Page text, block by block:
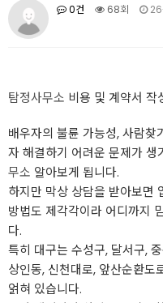
0건 68회
탐정사무소 비용 및 계약서 작
배우자의 불륜 가능성, 사람찾
자 해결하기 어려운 문제가 생
무소 알아보게 됩니다.
하지만 막상 상담을 받아보면
방법도 제각각이라 어디까지
다.
특히 대구는 수성구, 달서구,
상인동, 신천대로, 앞산순환도
얽혀 있습니다.